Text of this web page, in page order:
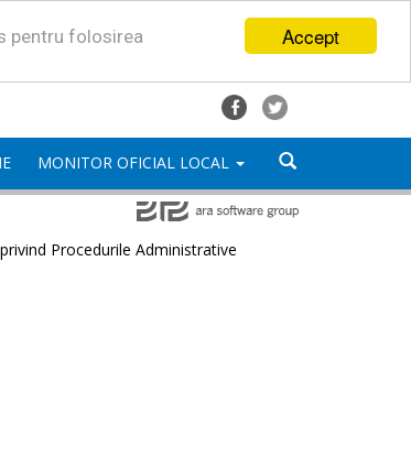
Accept
pentru folosirea
MONITOR OFICIAL LOCAL
Procedurile Administrative